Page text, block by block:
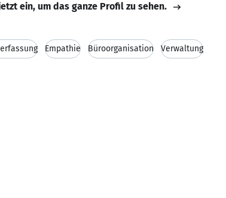
ein, um das ganze Profil zu sehen.
Empathie Büroorganisation Verwaltung